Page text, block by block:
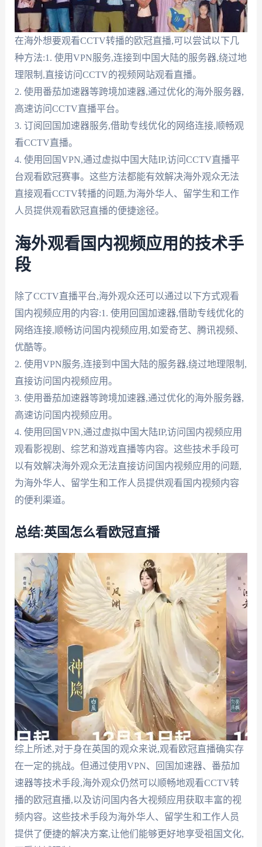
在海外想要观看CCTV转播的欧冠直播,可以尝试以下几
种方法:1. 使用VPN服务,连接到中国大陆的服务器,绕过地
理限制,直接访问CCTV的视频网站观看直播。
2. 使用番茄加速器等跨境加速器,通过优化的海外服务器,
高速访问CCTV直播平台。
3. 订阅回国加速器服务,借助专线优化的网络连接,顺畅观
看CCTV直播。
4. 使用回国VPN,通过虚拟中国大陆IP,访问CCTV直播平
台观看欧冠赛事。这些方法都能有效解决海外观众无法
直接观看CCTV转播的问题,为海外华人、留学生和工作
人员提供观看欧冠直播的便捷途径。
海外观看国内视频应用的技术手
段
除了CCTV直播平台,海外观众还可以通过以下方式观看
国内视频应用的内容:1. 使用回国加速器,借助专线优化的
网络连接,顺畅访问国内视频应用,如爱奇艺、腾讯视频、
优酷等。
2. 使用VPN服务,连接到中国大陆的服务器,绕过地理限制,
直接访问国内视频应用。
3. 使用番茄加速器等跨境加速器,通过优化的海外服务器,
高速访问国内视频应用。
4. 使用回国VPN,通过虚拟中国大陆IP,访问国内视频应用
观看影视剧、综艺和游戏直播等内容。这些技术手段可
以有效解决海外观众无法直接访问国内视频应用的问题,
为海外华人、留学生和工作人员提供观看国内视频内容
的便利渠道。
总结:英国怎么看欧冠直播
综上所述,对于身在英国的观众来说,观看欧冠直播确实存
在一定的挑战。但通过使用VPN、回国加速器、番茄加
速器等技术手段,海外观众仍然可以顺畅地观看CCTV转
播的欧冠直播,以及访问国内各大视频应用获取丰富的视
频内容。这些技术手段为海外华人、留学生和工作人员
提供了便捷的解决方案,让他们能够更好地享受祖国文化,